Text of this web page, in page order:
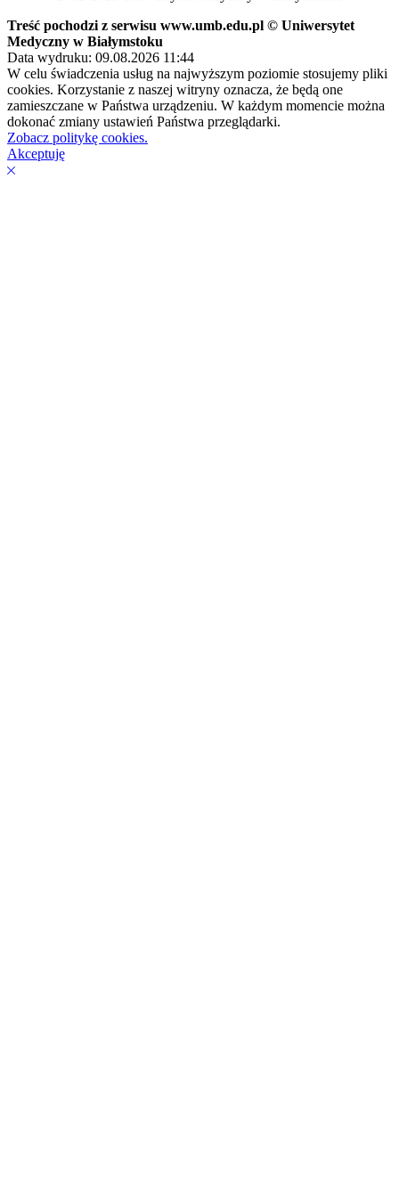
Treść pochodzi z serwisu www.umb.edu.pl © Uniwersytet
Medyczny w Białymstoku
Data wydruku: 09.08.2026 11:44
W celu świadczenia usług na najwyższym poziomie stosujemy pliki
cookies. Korzystanie z naszej witryny oznacza, że będą one
zamieszczane w Państwa urządzeniu. W każdym momencie można
dokonać zmiany ustawień Państwa przeglądarki.
Zobacz politykę cookies.
Akceptuję